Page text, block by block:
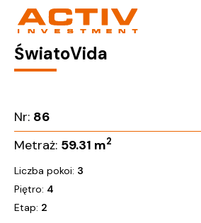
ŚwiatoVida
Nr: 86
Metraż: 59.31 m2
Liczba pokoi: 3
Piętro: 4
Etap: 2